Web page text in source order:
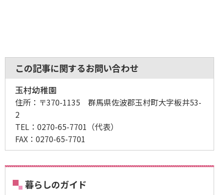
この記事に関するお問い合わせ
玉村幼稚園
住所： 〒370-1135 群馬県佐波郡玉村町大字板井53-
2
TEL： 0270-65-7701 （代表）
FAX： 0270-65-7701
暮らしのガイド